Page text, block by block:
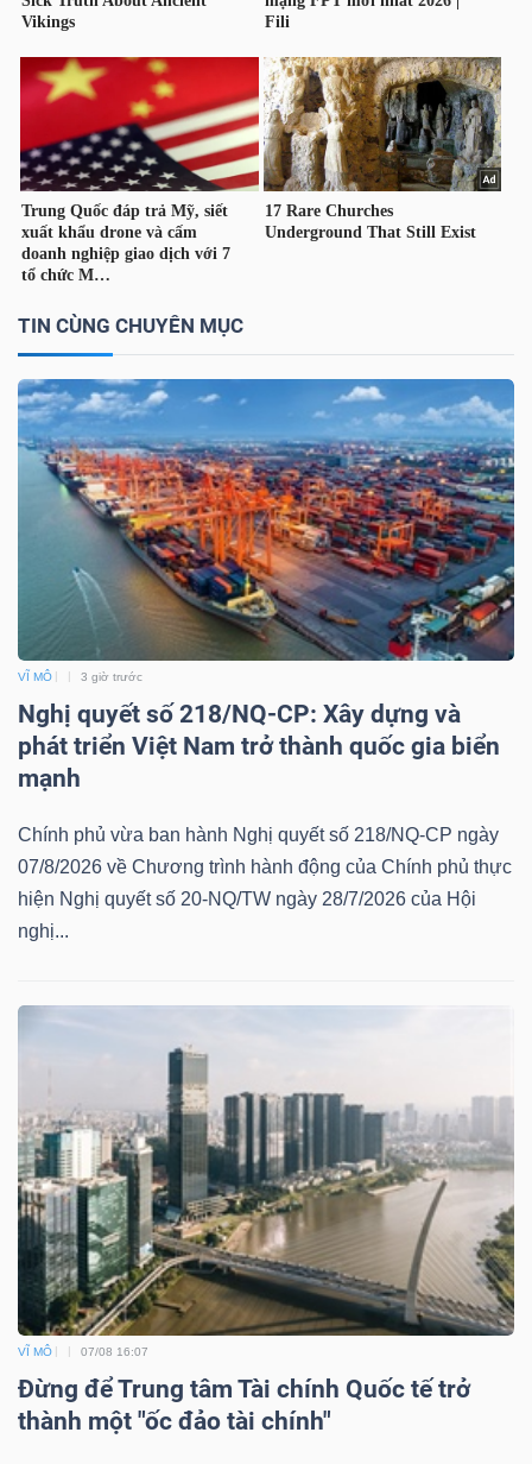
TIN CÙNG CHUYÊN MỤC
VĨ MÔ 3 giờ trước
Nghị quyết số 218/NQ-CP: Xây dựng và
phát triển Việt Nam trở thành quốc gia biển
mạnh
Chính phủ vừa ban hành Nghị quyết số 218/NQ-CP ngày
07/8/2026 về Chương trình hành động của Chính phủ thực
hiện Nghị quyết số 20-NQ/TW ngày 28/7/2026 của Hội
nghị...
VĨ MÔ 07/08 16:07
Đừng để Trung tâm Tài chính Quốc tế trở
thành một "ốc đảo tài chính"
vụ
Đào
tạo
Sách
tài
chính
Truyền
thông
tài
chính
chính